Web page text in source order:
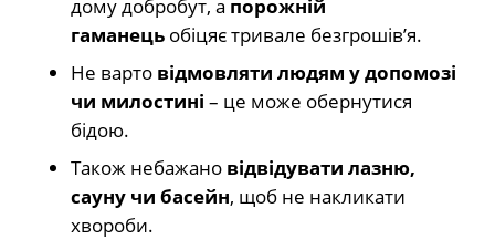
дому добробут, а порожній
гаманець обіцяє тривале безгрошів’я.
Не варто відмовляти людям у допомозі
чи милостині – це може обернутися
бідою.
Також небажано відвідувати лазню,
сауну чи басейн, щоб не накликати
хвороби.